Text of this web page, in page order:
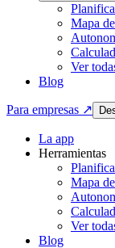
Mapa
Ver
Blog
Para empresas ↗
La app
Herramientas
Mapa
Ver
Blog